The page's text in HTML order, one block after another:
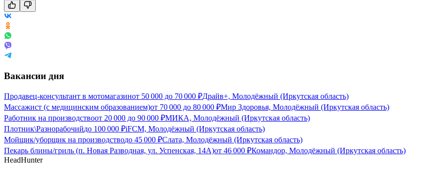
Вакансии дня
Продавец-консультант в мотомагазинот 50 000 до 70 000 ₽Драйв+, Молодёжный (Иркутская область)
Массажист (с медицинским образованием)от 70 000 до 80 000 ₽Мир Здоровья, Молодёжный (Иркутская область)
Работник на производствоот 20 000 до 90 000 ₽МИКА, Молодёжный (Иркутская область)
Плотник\Разнорабочийдо 100 000 ₽iFCM, Молодёжный (Иркутская область)
Мойщик/уборщик на производстводо 45 000 ₽Слата, Молодёжный (Иркутская область)
Пекарь блины/гриль (п. Новая Разводная, ул. Успенская, 14А)от 46 000 ₽Командор, Молодёжный (Иркутская область)
HeadHunter